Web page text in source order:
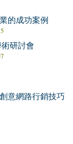
的成功案例
研討會
意網路行銷技巧